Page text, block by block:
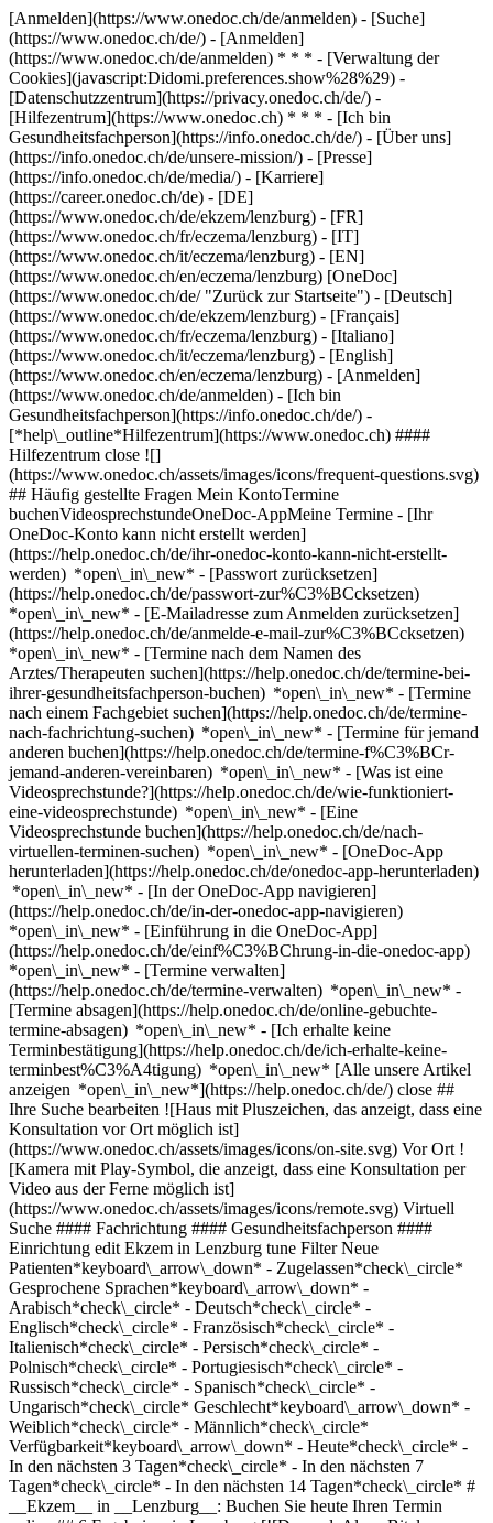
[Anmelden](https://www.onedoc.ch/de/anmelden) - [Suche]
(https://www.onedoc.ch/de/) - [Anmelden]
(https://www.onedoc.ch/de/anmelden) * * * - [Verwaltung der
Cookies](javascript:Didomi.preferences.show%28%29) -
[Datenschutzzentrum](https://privacy.onedoc.ch/de/) -
[Hilfezentrum](https://www.onedoc.ch) * * * - [Ich bin
Gesundheitsfachperson](https://info.onedoc.ch/de/) - [Über uns]
(https://info.onedoc.ch/de/unsere-mission/) - [Presse]
(https://info.onedoc.ch/de/media/) - [Karriere]
(https://career.onedoc.ch/de) - [DE]
(https://www.onedoc.ch/de/ekzem/lenzburg) - [FR]
(https://www.onedoc.ch/fr/eczema/lenzburg) - [IT]
(https://www.onedoc.ch/it/eczema/lenzburg) - [EN]
(https://www.onedoc.ch/en/eczema/lenzburg) [OneDoc]
(https://www.onedoc.ch/de/ "Zurück zur Startseite") - [Deutsch]
(https://www.onedoc.ch/de/ekzem/lenzburg) - [Français]
(https://www.onedoc.ch/fr/eczema/lenzburg) - [Italiano]
(https://www.onedoc.ch/it/eczema/lenzburg) - [English]
(https://www.onedoc.ch/en/eczema/lenzburg) - [Anmelden]
(https://www.onedoc.ch/de/anmelden) - [Ich bin
Gesundheitsfachperson](https://info.onedoc.ch/de/) -
[*help\_outline*Hilfezentrum](https://www.onedoc.ch) ####
Hilfezentrum close ![]
(https://www.onedoc.ch/assets/images/icons/frequent-questions.svg)
## Häufig gestellte Fragen Mein KontoTermine
buchenVideosprechstundeOneDoc-AppMeine Termine - [Ihr
OneDoc-Konto kann nicht erstellt werden]
(https://help.onedoc.ch/de/ihr-onedoc-konto-kann-nicht-erstellt-
werden) *open\_in\_new* - [Passwort zurücksetzen]
(https://help.onedoc.ch/de/passwort-zur%C3%BCcksetzen)
*open\_in\_new* - [E-Mailadresse zum Anmelden zurücksetzen]
(https://help.onedoc.ch/de/anmelde-e-mail-zur%C3%BCcksetzen)
*open\_in\_new* - [Termine nach dem Namen des
Arztes/Therapeuten suchen](https://help.onedoc.ch/de/termine-bei-
ihrer-gesundheitsfachperson-buchen) *open\_in\_new* - [Termine
nach einem Fachgebiet suchen](https://help.onedoc.ch/de/termine-
nach-fachrichtung-suchen) *open\_in\_new* - [Termine für jemand
anderen buchen](https://help.onedoc.ch/de/termine-f%C3%BCr-
jemand-anderen-vereinbaren) *open\_in\_new* - [Was ist eine
Videosprechstunde?](https://help.onedoc.ch/de/wie-funktioniert-
eine-videosprechstunde) *open\_in\_new* - [Eine
Videosprechstunde buchen](https://help.onedoc.ch/de/nach-
virtuellen-terminen-suchen) *open\_in\_new* - [OneDoc-App
herunterladen](https://help.onedoc.ch/de/onedoc-app-herunterladen)
*open\_in\_new* - [In der OneDoc-App navigieren]
(https://help.onedoc.ch/de/in-der-onedoc-app-navigieren)
*open\_in\_new* - [Einführung in die OneDoc-App]
(https://help.onedoc.ch/de/einf%C3%BChrung-in-die-onedoc-app)
*open\_in\_new* - [Termine verwalten](https://help.onedoc.ch/de/termine-verwalten) *open\_in\_new* - [Termine absagen](https://help.onedoc.ch/de/online-gebuchte-termine-absagen) *open\_in\_new* - [Ich erhalte keine Terminbestätigung](https://help.onedoc.ch/de/ich-erhalte-keine-terminbest%C3%A4tigung) *open\_in\_new* [Alle unsere Artikel anzeigen *open\_in\_new*](https://help.onedoc.ch/de/) close ## Ihre Suche bearbeiten ![Haus mit Pluszeichen, das anzeigt, dass eine Konsultation vor Ort möglich ist](https://www.onedoc.ch/assets/images/icons/on-site.svg) Vor Ort ![Kamera mit Play-Symbol, die anzeigt, dass eine Konsultation per Video aus der Ferne möglich ist](https://www.onedoc.ch/assets/images/icons/remote.svg) Virtuell Suche #### Fachrichtung #### Gesundheitsfachperson #### Einrichtung edit Ekzem in Lenzburg tune Filter Neue Patienten*keyboard\_arrow\_down* - Zugelassen*check\_circle* Gesprochene Sprachen*keyboard\_arrow\_down* - Arabisch*check\_circle* - Deutsch*check\_circle* - Englisch*check\_circle* - Französisch*check\_circle* - Italienisch*check\_circle* - Persisch*check\_circle* - Polnisch*check\_circle* - Portugiesisch*check\_circle* - Russisch*check\_circle* - Spanisch*check\_circle* - Ungarisch*check\_circle* Geschlecht*keyboard\_arrow\_down* - Weiblich*check\_circle* - Männlich*check\_circle* Verfügbarkeit*keyboard\_arrow\_down* - Heute*check\_circle* - In den nächsten 3 Tagen*check\_circle* - In den nächsten 7 Tagen*check\_circle* - In den nächsten 14 Tagen*check\_circle* # __Ekzem__ in __Lenzburg__: Buchen Sie heute Ihren Termin online ## 6 Ergebnisse in Lenzburg [![Dr. med. Alena Bitel, Hautärztin (Dermatologin) in Lenzburg](https://assets.onedoc.ch/images/users/95caec442410e9c4034ce12b7ecc0569aca1a2936795f33041c653214e792a11-small.jpg "Dr. med. Alena Bitel, Hautärztin (Dermatologin) in Lenzburg")](https://www.onedoc.ch/de/hautarztin-dermatologin/lenzburg/pctgc/dr-med-alena-bitel) ### [Dr. med. Alena Bitel](https://www.onedoc.ch/de/hautarztin-dermatologin/lenzburg/pctgc/dr-med-alena-bitel) ![Abzeichen, das ein verifiziertes Profil kennzeichnet](https://www.onedoc.ch/assets/images/icons/checkmark.svg) [Hautärztin (Dermatologin)](https://www.onedoc.ch/de/hautarzt-dermatologe/lenzburg) [Skinmed Lenzburg](https://www.onedoc.ch/de/medizinische-praxis/lenzburg/eba8g/skinmed-lenzburg) Niederlenzer Kirchweg 2A 5600 Lenzburg ![Patient mit Pluszeichen, der anzeigt, dass neue Patienten angenommen werden](https://www.onedoc.ch/assets/images/icons/new-patients.svg)Akzeptiert neue Patienten [Termin buchen](https://www.onedoc.ch/de/hautarztin-dermatologin/lenzburg/pctgc/dr-med-alena-bitel) Expertisen: Ekzem, [Hautcheck](https://www.onedoc.ch/de/hautcheck/lenzburg), [Muttermalkontrolle](https://www.onedoc.ch/de/muttermalkontrolle/lenzburg), [Pädiatrische Dermatologie](https://www.onedoc.ch/de/padiatrische-dermatologie/lenzburg), [Laser Haarentfernung](https://www.onedoc.ch/de/laser-haarentfernung/lenzburg), [Akne](https://www.onedoc.ch/de/akne/lenzburg), [Gürtelrose (Herpes Zoster)](https://www.onedoc.ch/de/gurtelrose-herpes-zoster/lenzburg), [Psoriasis | Schuppenflechte](https://www.onedoc.ch/de/psoriasis-schuppenflechte/lenzburg), [Warze | Warzenbehandlung](https://www.onedoc.ch/de/warze-warzenbehandlung/lenzburg)Mehr anzeigen *chevron\_left* Mo. 03 Aug. *chevron\_right* Mehr Termine anzeigen *error\_outline* Beim Laden der Verfügbarkeiten ist ein Fehler aufgetreten [Erneut versuchen](https://www.onedoc.ch) Expertisen: Ekzem, [Hautcheck](https://www.onedoc.ch/de/hautcheck/lenzburg), [Muttermalkontrolle](https://www.onedoc.ch/de/muttermalkontrolle/lenzburg), [Pädiatrische Dermatologie](https://www.onedoc.ch/de/padiatrische-dermatologie/lenzburg), [Laser Haarentfernung](https://www.onedoc.ch/de/laser-haarentfernung/lenzburg), [Akne](https://www.onedoc.ch/de/akne/lenzburg), [Gürtelrose (Herpes Zoster)](https://www.onedoc.ch/de/gurtelrose-herpes-zoster/lenzburg), [Psoriasis | Schuppenflechte](https://www.onedoc.ch/de/psoriasis-schuppenflechte/lenzburg), [Warze | Warzenbehandlung](https://www.onedoc.ch/de/warze-warzenbehandlung/lenzburg)Mehr anzeigen [![Dr. med. Manuel Reinhart, Hautarzt (Dermatologe) in Lenzburg](https://assets.onedoc.ch/images/users/0182e5b2894de6d8b8aa0975bbb2c68709422b06d48a315faadd5ce96d9cb5a6-small.png "Dr. med. Manuel Reinhart, Hautarzt (Dermatologe) in Lenzburg")](https://www.onedoc.ch/de/hautarzt-dermatologe/lenzburg/pc3da/dr-med-manuel-reinhart) ### [Dr. med. Manuel Reinhart](https://www.onedoc.ch/de/hautarzt-dermatologe/lenzburg/pc3da/dr-med-manuel-reinhart) ![Abzeichen, das ein verifiziertes Profil kennzeichnet](https://www.onedoc.ch/assets/images/icons/checkmark.svg) [Hautarzt (Dermatologe)](https://www.onedoc.ch/de/hautarzt-dermatologe/lenzburg) [Skinmed Lenzburg](https://www.onedoc.ch/de/medizinische-praxis/lenzburg/eba8g/skinmed-lenzburg) Niederlenzer Kirchweg 2A 5600 Lenzburg ![Patient mit Pluszeichen, der anzeigt, dass neue Patienten angenommen werden](https://www.onedoc.ch/assets/images/icons/new-patients.svg)Akzeptiert neue Patienten [Termin buchen](https://www.onedoc.ch/de/hautarzt-dermatologe/lenzburg/pc3da/dr-med-manuel-reinhart) Expertisen: Ekzem, [Hautkrebs](https://www.onedoc.ch/de/hautkrebs/lenzburg), [Desensibilisierung | Hyposensibilisierung](https://www.onedoc.ch/de/desensibilisierung-hyposensibilisierung/lenzburg), [Allergie | AllergoTest | Allergieabklärung](https://www.onedoc.ch/de/allergie-allergotest-allergieabklarung/lenzburg), [Behandlung von Pigmentflecken](https://www.onedoc.ch/de/behandlung-von-pigmentflecken/lenzburg), [Dermatologischer Notfall | Notfall Hautarzt](https://www.onedoc.ch/de/dermatologischer-notfall-notfall-hautarzt/lenzburg), [Urtikaria | Nesselsucht | Nesselfieber](https://www.onedoc.ch/de/urtikaria-nesselsucht-nesselfieber/lenzburg), [Tattooentfernung](https://www.onedoc.ch/de/tattooentfernung/lenzburg), [Warze | Warzenbehandlung](https://www.onedoc.ch/de/warze-warzenbehandlung/lenzburg)Mehr anzeigen *chevron\_left* Mo. 03 Aug. *chevron\_right* Mehr Termine anzeigen *error\_outline* Beim Laden der Verfügbarkeiten ist ein Fehler aufgetreten [Erneut versuchen](https://www.onedoc.ch) Expertisen: Ekzem, [Hautkrebs](https://www.onedoc.ch/de/hautkrebs/lenzburg), [Desensibilisierung | Hyposensibilisierung](https://www.onedoc.ch/de/desensibilisierung-hyposensibilisierung/lenzburg), [Allergie | AllergoTest | Allergieabklärung](https://www.onedoc.ch/de/allergie-allergotest-allergieabklarung/lenzburg), [Behandlung von Pigmentflecken](https://www.onedoc.ch/de/behandlung-von-pigmentflecken/lenzburg), [Dermatologischer Notfall | Notfall Hautarzt](https://www.onedoc.ch/de/dermatologischer-notfall-notfall-hautarzt/lenzburg), [Urtikaria | Nesselsucht | Nesselfieber](https://www.onedoc.ch/de/urtikaria-nesselsucht-nesselfieber/lenzburg), [Tattooentfernung](https://www.onedoc.ch/de/tattooentfernung/lenzburg), [Warze | Warzenbehandlung](https://www.onedoc.ch/de/warze-warzenbehandlung/lenzburg)Mehr anzeigen [![Dr. med. Anja Kwaczala-Tessmann, Hautärztin (Dermatologin) in Lenzburg](https://assets.onedoc.ch/images/users/7d858e1c28717a56925862e4265bb3e986f23f7fe548626a9bd06799ad71ecd5-small.jpg "Dr. med. Anja Kwaczala-Tessmann, Hautärztin (Dermatologin) in Lenzburg")](https://www.onedoc.ch/de/hautarztin-dermatologin/lenzburg/pctgd/dr-med-anja-kwaczala-tessmann) ### [Dr. med. Anja Kwaczala-Tessmann](https://www.onedoc.ch/de/hautarztin-dermatologin/lenzburg/pctgd/dr-med-anja-kwaczala-tessmann) ![Abzeichen, das ein verifiziertes Profil kennzeichnet](https://www.onedoc.ch/assets/images/icons/checkmark.svg) [Hautärztin (Dermatologin)](https://www.onedoc.ch/de/hautarzt-dermatologe/lenzburg) [Skinmed Lenzburg](https://www.onedoc.ch/de/medizinische-praxis/lenzburg/eba8g/skinmed-lenzburg) Niederlenzer Kirchweg 2A 5600 Lenzburg ![Patient mit Pluszeichen, der anzeigt, dass neue Patienten angenommen werden](https://www.onedoc.ch/assets/images/icons/new-patients.svg)Akzeptiert neue Patienten [Termin buchen](https://www.onedoc.ch/de/hautarztin-dermatologin/lenzburg/pctgd/dr-med-anja-kwaczala-tessmann) Expertisen: Ekzem, [Hautcheck](https://www.onedoc.ch/de/hautcheck/lenzburg), [Hautkrebs](https://www.onedoc.ch/de/hautkrebs/lenzburg), [Couperose | Rosacea](https://www.onedoc.ch/de/couperose-rosacea/lenzburg), [Akne](https://www.onedoc.ch/de/akne/lenzburg), [Sexuell übertragbare Krankheiten | Sexuell übertragbare Infektionen (STD/STI)](https://www.onedoc.ch/de/sexuell-ubertragbare-krankheiten-sexuell-ubertragbare-infektionen-std-sti/lenzburg), [Dermatologischer Notfall | Notfall Hautarzt](https://www.onedoc.ch/de/dermatologischer-notfall-notfall-hautarzt/lenzburg), [Urtikaria | Nesselsucht | Nesselfieber](https://www.onedoc.ch/de/urtikaria-nesselsucht-nesselfieber/lenzburg), [Tattooentfernung](https://www.onedoc.ch/de/tattooentfernung/lenzburg)Mehr anzeigen *chevron\_left* Mo. 03 Aug. *chevron\_right* Mehr Termine anzeigen *error\_outline* Beim Laden der Verfügbarkeiten ist ein Fehler aufgetreten [Erneut versuchen](https://www.onedoc.ch) Expertisen: Ekzem, [Hautcheck](https://www.onedoc.ch/de/hautcheck/lenzburg), [Hautkrebs](https://www.onedoc.ch/de/hautkrebs/lenzburg), [Couperose | Rosacea](https://www.onedoc.ch/de/couperose-rosacea/lenzburg), [Akne](https://www.onedoc.ch/de/akne/lenzburg), [Sexuell übertragbare Krankheiten | Sexuell übertragbare Infektionen (STD/STI)](https://www.onedoc.ch/de/sexuell-ubertragbare-krankheiten-sexuell-ubertragbare-infektionen-std-sti/lenzburg), [Dermatologischer Notfall | Notfall Hautarzt](https://www.onedoc.ch/de/dermatologischer-notfall-notfall-hautarzt/lenzburg), [Urtikaria | Nesselsucht | Nesselfieber](https://www.onedoc.ch/de/urtikaria-nesselsucht-nesselfieber/lenzburg), [Tattooentfernung](https://www.onedoc.ch/de/tattooentfernung/lenzburg)Mehr anzeigen [![Dr. med. Anna Balazs, Hautärztin (Dermatologin) in Lenzburg](https://assets.onedoc.ch/images/users/500cbee4bc01c64